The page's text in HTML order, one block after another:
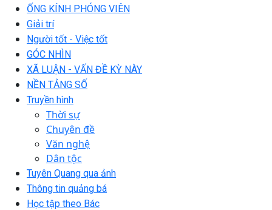
ỐNG KÍNH PHÓNG VIÊN
Giải trí
Người tốt - Việc tốt
GÓC NHÌN
XÃ LUẬN - VẤN ĐỀ KỲ NÀY
NỀN TẢNG SỐ
Truyền hình
Thời sự
Chuyên đề
Văn nghệ
Dân tộc
Tuyên Quang qua ảnh
Thông tin quảng bá
Học tập theo Bác